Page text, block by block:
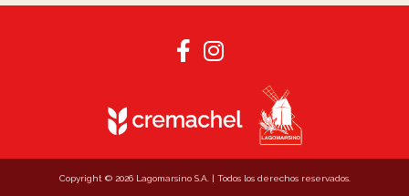
Copyright © 2026 Lagomarsino S.A. | Todos los derechos reservados.